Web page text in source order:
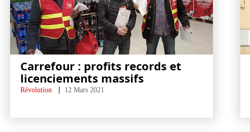
Carrefour : profits records et
licenciements massifs
Révolution 12 Mars 2021